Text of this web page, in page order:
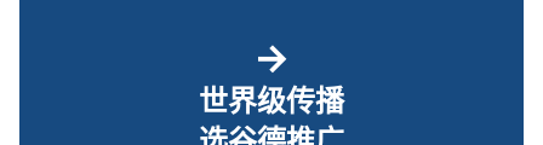
→
世界级传播